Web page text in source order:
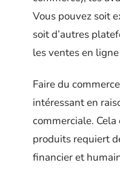
Vous pouvez soit
soit d’autres
les ventes en
Faire du
intéressant en
commerciale.
produits requiert
financier et